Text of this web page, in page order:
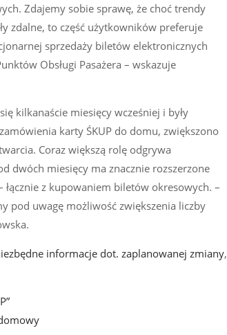
Zdajemy sobie sprawę, że choć trendy
zdalne, to część użytkowników preferuje
sprzedaży biletów elektronicznych
Obsługi Pasażera – wskazuje
kilkanaście miesięcy wcześniej i były
karty ŚKUP do domu, zwiększono
Coraz większą rolę odgrywa
dwóch miesięcy ma znacznie rozszerzone
z kupowaniem biletów okresowych. –
pod uwagę możliwość zwiększenia liczby
informacje dot. zaplanowanej zmiany,